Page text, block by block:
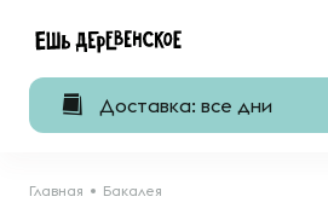
Доставка: все дни
Главная Бакалея